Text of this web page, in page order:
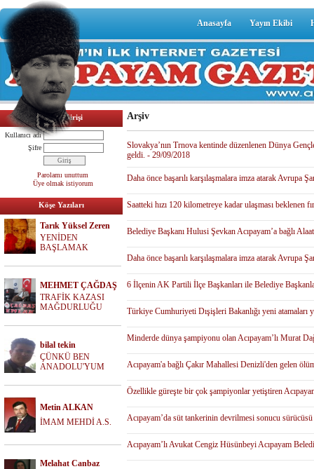
Anasayfa Yayın Ekibi
Üyelik Girişi
Kullanıcı adı
Şifre
Parolamı unuttum
Üye olmak istiyorum
Köşe Yazıları
Tarık Yüksel Zeren
YENİDEN
BAŞLAMAK
MEHMET ÇAĞDAŞ
TRAFİK KAZASI
MAĞDURLUĞU
bilal tekin
ÇÜNKÜ BEN
ANADOLU'YUM
Metin ALKAN
İMAM MEHDİ A.S.
Melahat Canbaz
Arşiv
Slovakya’nın Trnova kentinde düzenlenen Dünya
geldi. - 29/09/2018
Daha önce başarılı karşılaşmalara imza atarak
Saatteki hızı 120 kilometreye kadar ulaşması
Belediye Başkanı Hulusi Şevkan Acıpayam’a bağlı
Daha önce başarılı karşılaşmalara imza atarak
6 İlçenin AK Partili İlçe Başkanları ile Belediye
Türkiye Cumhuriyeti Dışişleri Bakanlığı yeni
Minderde dünya şampiyonu olan Acıpayam’lı Murat
Acıpayam'a bağlı Çakır Mahallesi Denizli'den gelen
Özellikle güreşte bir çok şampiyonlar yetiştiren
Acıpayam’da süt tankerinin devrilmesi sonucu
Acıpayam’lı Avukat Cengiz Hüsünbeyi Acıpayam